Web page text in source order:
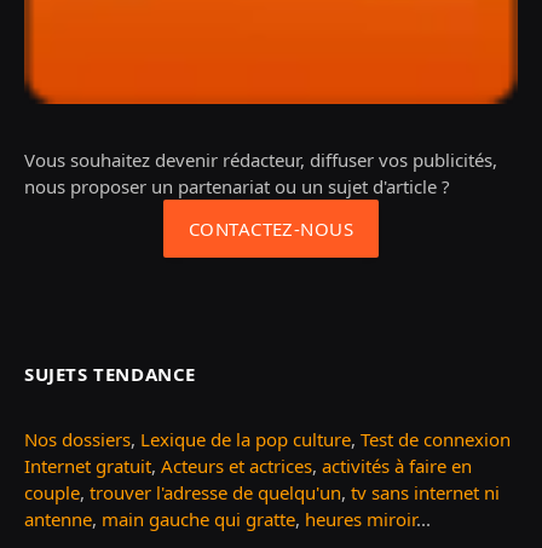
Vous souhaitez devenir rédacteur, diffuser vos publicités,
nous proposer un partenariat ou un sujet d'article ?
CONTACTEZ-NOUS
SUJETS TENDANCE
Nos dossiers, Lexique de la pop culture, Test de connexion
Internet gratuit, Acteurs et actrices, activités à faire en
couple, trouver l'adresse de quelqu'un, tv sans internet ni
antenne, main gauche qui gratte, heures miroir...